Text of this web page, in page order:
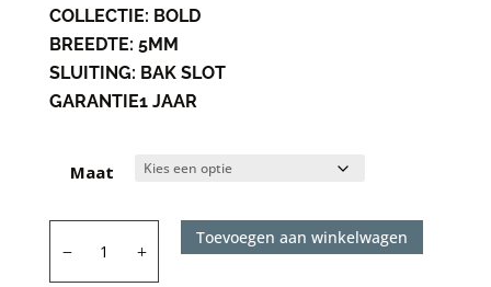
COLLECTIE: BOLD
BREEDTE: 5MM
SLUITING: BAK SLOT
GARANTIE1 JAAR
Maat
Toevoegen aan winkelwagen